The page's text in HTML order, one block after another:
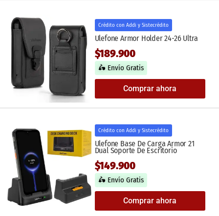
Crédito con Addi y Sistecrédito
Ulefone Armor Holder 24-26 Ultra
$189.900
🛵 Envío Gratis
Comprar ahora
Crédito con Addi y Sistecrédito
Ulefone Base De Carga Armor 21
Dual Soporte De Escritorio
$149.900
🛵 Envío Gratis
Comprar ahora